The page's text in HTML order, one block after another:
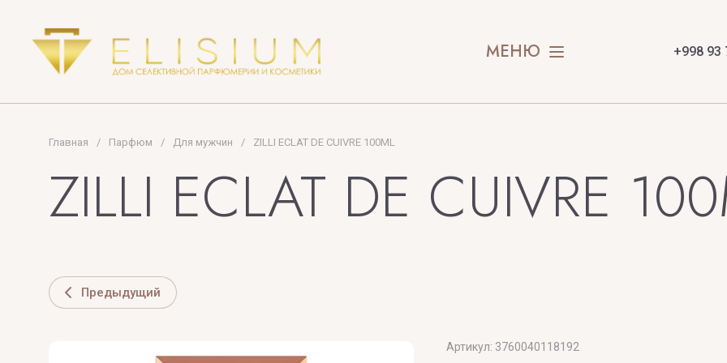
МЕНЮ +998 93
Главная / Парфюм / Для мужчин / ZILLI ECLAT DE CUIVRE 100ML
ZILLI ECLAT DE CUIVRE
Предыдущий
Артикул: 3760040118192
PRADA
PREMIERE NOTE
SWEDOFT
UNIQUE'E LUXURY